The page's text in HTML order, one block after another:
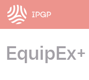
EquipEx+​
Panneau de gestion des